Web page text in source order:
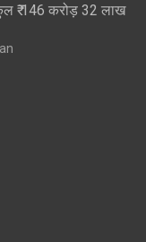
₹ 146 करोड़ 32 लाख